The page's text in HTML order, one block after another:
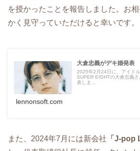
を授かったことを報告しました。​お
かく見守っていただけると幸いです。​
大倉忠義がデキ婚発表
2025年2月24日に、アイド
SUPER EIGHTの大倉忠義
表しま...
lennonsoft.com
また、2024年7月には新会社 「J-pop